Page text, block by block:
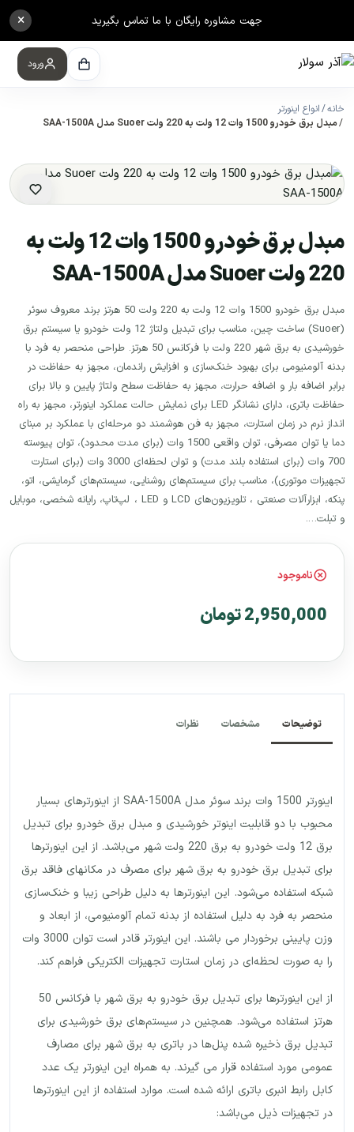
جهت مشاوره رایگان با ما تماس بگیرید ×
ورود
خانه انواع اینورتر
مبدل برق خودرو 1500 وات 12 ولت به 220 ولت Suoer مدل SAA-1500A
مبدل برق خودرو 1500 وات 12 ولت به
220 ولت Suoer مدل SAA-1500A
مبدل برق خودرو 1500 وات 12 ولت به 220 ولت 50 هرتز برند معروف سوئر
(Suoer) ساخت چین، مناسب برای تبدیل ولتاژ 12 ولت خودرو یا سیستم برق
خورشیدی به برق شهر 220 ولت با فرکانس 50 هرتز. طراحی منحصر به فرد با
بدنه آلومنیومی برای بهبود خنک‌سازی و افزایش راندمان، مجهز به حفاظت در
برابر اضافه بار و اضافه حرارت، مجهز به حفاظت سطح ولتاژ پایین و بالا برای
حفاظت باتری، دارای نشانگر LED برای نمایش حالت عملکرد اینورتر، مجهز به راه
انداز نرم در زمان استارت، مجهز به فن هوشمند دو مرحله‌ای با عملکرد بر مبنای
دما یا توان مصرفی، توان واقعی 1500 وات (برای مدت محدود)، توان پیوسته
700 وات (برای استفاده بلند مدت) و توان لحظه‌ای 3000 وات (برای استارت
تجهیزات موتوری)، مناسب برای سیستم‌های روشنایی، سیستم‌های گرمایشی، اتو،
پنکه، ابزارآلات صنعتی ، تلویزیون‌های LCD و LED ، لپ‌تاپ، رایانه شخصی، موبایل
و تبلت….
ناموجود
2,950,000 تومان
توضیحات مشخصات نظرات
اینورتر 1500 وات برند سوئر مدل SAA-1500A از اینورترهای بسیار
محبوب با دو قابلیت اینوتر خورشیدی و مبدل برق خودرو برای تبدیل
برق 12 ولت خودرو به برق 220 ولت شهر می‌باشد. از این اینورترها
برای تبدیل برق خودرو به برق شهر برای مصرف در مکانهای فاقد برق
شبکه استفاده می‌شود. این اینورترها به دلیل طراحی زیبا و خنک‌سازی
منحصر به فرد به دلیل استفاده از بدنه تمام آلومنیومی، از ابعاد و
وزن پایینی برخوردار می باشند. این اینورتر قادر است توان 3000 وات
را به صورت لحظه‌ای در زمان استارت تجهیزات الکتریکی فراهم کند.
از این اینورترها برای تبدیل برق خودرو به برق شهر با فرکانس 50
هرتز استفاده می‌شود. همچنین در سیستم‌های برق خورشیدی برای
تبدیل برق ذخیره شده پنل‌ها در باتری به برق شهر برای مصارف
عمومی مورد استفاده قرار می گیرند. به همراه این اینورتر یک عدد
کابل رابط انبری باتری ارائه شده است. موارد استفاده از این اینورترها
در تجهیزات ذیل می‌باشد: